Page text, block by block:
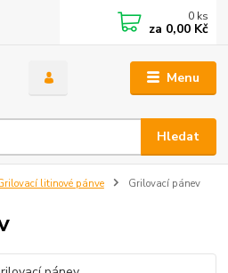
Menu
Hledat
0 ks
za 0,00 Kč
litinové pánve Grilovací pánev